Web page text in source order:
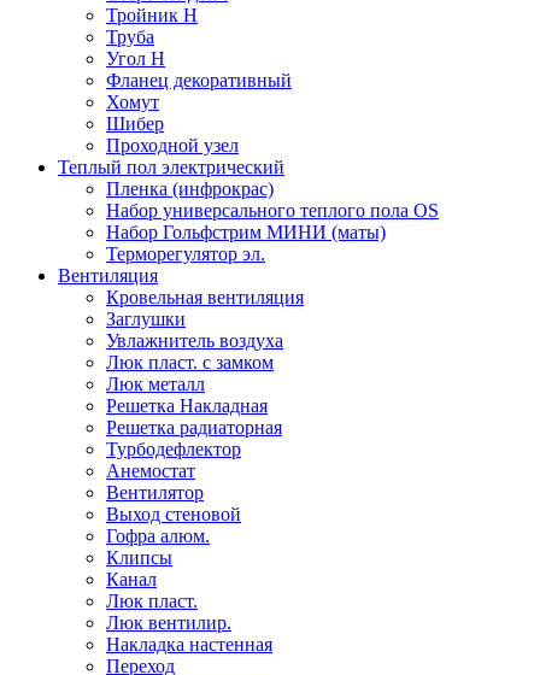
Тройник Н
Труба
Угол Н
Фланец декоративный
Хомут
Шибер
Проходной узел
Теплый пол электрический
Пленка (инфрокрас)
Набор универсального теплого пола OS
Набор Гольфстрим МИНИ (маты)
Терморегулятор эл.
Вентиляция
Кровельная вентиляция
Заглушки
Увлажнитель воздуха
Люк пласт. с замком
Люк металл
Решетка Накладная
Решетка радиаторная
Турбодефлектор
Анемостат
Вентилятор
Выход стеновой
Гофра алюм.
Клипсы
Канал
Люк пласт.
Люк вентилир.
Накладка настенная
Переход